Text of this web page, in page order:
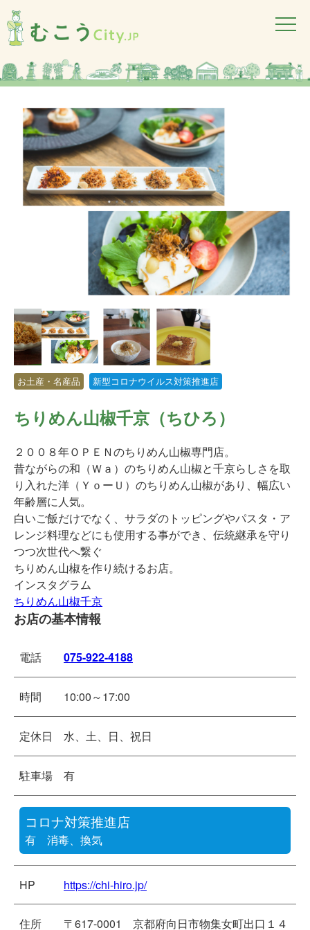
お土産・名産品 新型コロナウイルス対策推進店
ちりめん山椒千京（ちひろ）
２００８年ＯＰＥＮのちりめん山椒専門店。
昔ながらの和（Ｗａ）のちりめん山椒と千京らしさを取
り入れた洋（ＹｏーＵ）のちりめん山椒があり、幅広い
年齢層に人気。
白いご飯だけでなく、サラダのトッピングやパスタ・ア
レンジ料理などにも使用する事ができ、伝統継承を守り
つつ次世代へ繋ぐ
ちりめん山椒を作り続けるお店。
インスタグラム
ちりめん山椒千京
お店の基本情報
電話 075-922-4188
時間 10:00～17:00
定休日 水、土、日、祝日
駐車場 有
コロナ対策推進店
有 消毒、換気
HP https://chi-hiro.jp/
住所 〒617-0001 京都府向日市物集女町出口１４